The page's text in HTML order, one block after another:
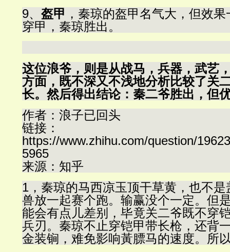
9、 盔甲 ，秦琼的盔甲名气大，但效
穿甲，秦琼胜出。
这位浪爷，则是从战马，兵器，武艺
方面，既不深又不浅地分析比较了关
长。然后得出结论：秦二爷胜出，但
作者：浪子已回头
链接：
https://www.zhihu.com/question/
5965
来源：知乎
1，秦琼的马西凉玉顶干草黄，也不
兽放一起赛个跑。输赢没个一定。但
能会有点儿差别，毕竟关二爷既不穿
兵刃。秦琼不止穿铠甲带长枪，还背
金装锏，难免影响黃膘马的速度。所